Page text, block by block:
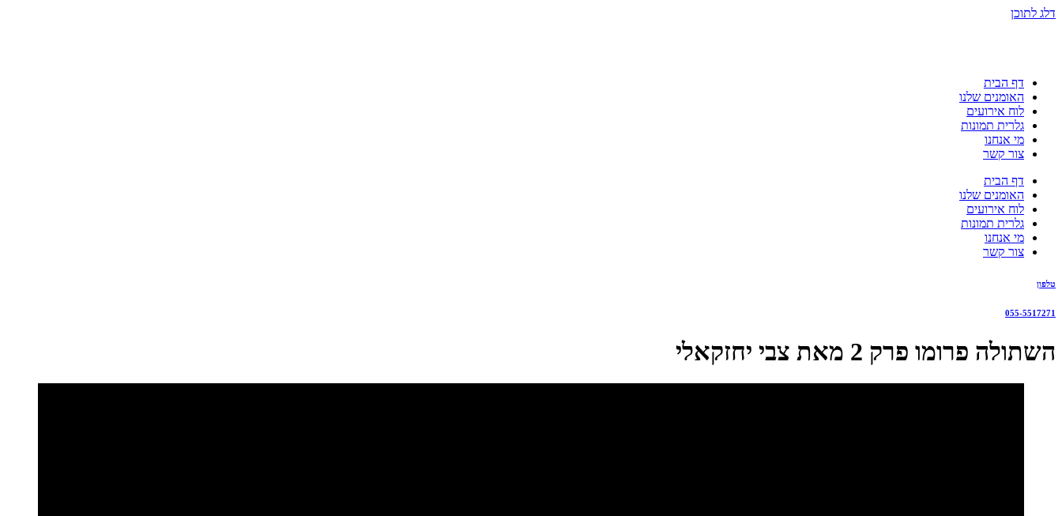
דלג לתוכן
דף הבית
האומנים שלנו
לוח אירועים
גלרית תמונות
מי אנחנו
צור קשר
דף הבית
האומנים שלנו
לוח אירועים
גלרית תמונות
מי אנחנו
צור קשר
טלפון
055-5517271
השתולה פרומו פרק 2 מאת צבי יחזקאלי